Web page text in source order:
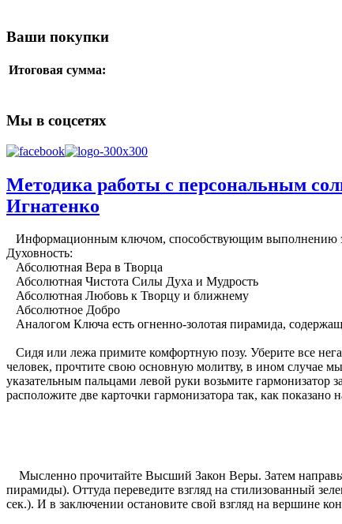
Ваши покупки
Итоговая сумма:
Мы в соцсетях
Методика работы с персональным
Игнатенко
Информационным ключом, способствующим выполнению
Духовность:
Абсолютная Вера в Творца
Абсолютная Чистота Силы Духа и Мудрость
Абсолютная Любовь к Творцу и ближнему
Абсолютное Добро
Аналогом Ключа есть огненно-золотая пирамида,
Сидя или лежа примите комфортную позу. Уберите все
человек, прочтите свою основную молитву, в ином случае
указательным пальцами левой руки возьмите
расположите две карточки гармонизатора так, как
Мысленно прочитайте Высший Закон Веры. Затем
пирамиды). Оттуда переведите взгляд на стилизованный
сек.). И в заключении остановите свой взгляд на вершине